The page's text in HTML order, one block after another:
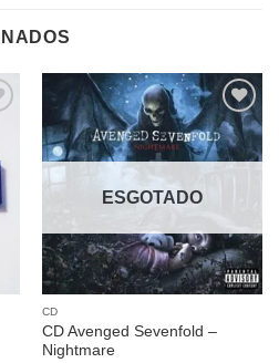
Adicionar
a lista de
desejos
ESGOTADO
CD
CD Avenged Sevenfold –
Nightmare